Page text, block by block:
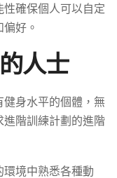
性確保個人可以自定
好。
人士
身水平的個體，無
階訓練計劃的進階
境中熟悉各種動